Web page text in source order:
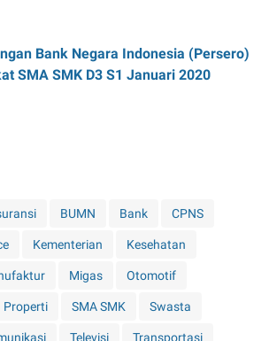
Bank Negara Indonesia (Persero)
SMA SMK D3 S1 Januari 2020
BUMN Bank CPNS
Kementerian Kesehatan
Migas Otomotif
Properti SMA SMK Swasta
Televisi Transportasi